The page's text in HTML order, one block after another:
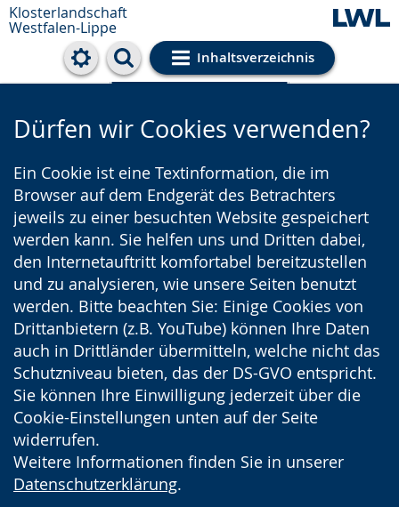
Klosterlandschaft
Westfalen-Lippe
Inhaltsverzeichnis
Cookie-Einstellungen
Dürfen wir Cookies verwenden?
Ein Cookie ist eine Textinformation, die im
Browser auf dem Endgerät des Betrachters
jeweils zu einer besuchten Website gespeichert
werden kann. Sie helfen uns und Dritten dabei,
den Internetauftritt komfortabel bereitzustellen
und zu analysieren, wie unsere Seiten benutzt
werden. Bitte beachten Sie: Einige Cookies von
Drittanbietern (z.B. YouTube) können Ihre Daten
auch in Drittländer übermitteln, welche nicht das
Schutzniveau bieten, das der DS-GVO entspricht.
Sie können Ihre Einwilligung jederzeit über die
Cookie-Einstellungen unten auf der Seite
widerrufen.
Weitere Informationen finden Sie in unserer
Datenschutzerklärung.